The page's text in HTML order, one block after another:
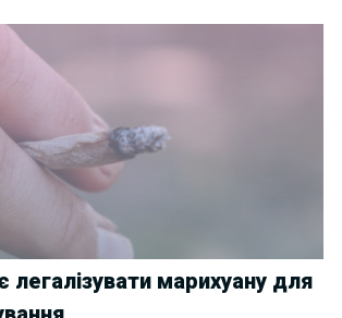
марихуану для